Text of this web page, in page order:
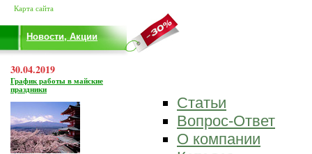
Карта сайта
Новости, Акции
30.04.2019
График работы в майские
праздники
Статьи
Вопрос-Ответ
О компании